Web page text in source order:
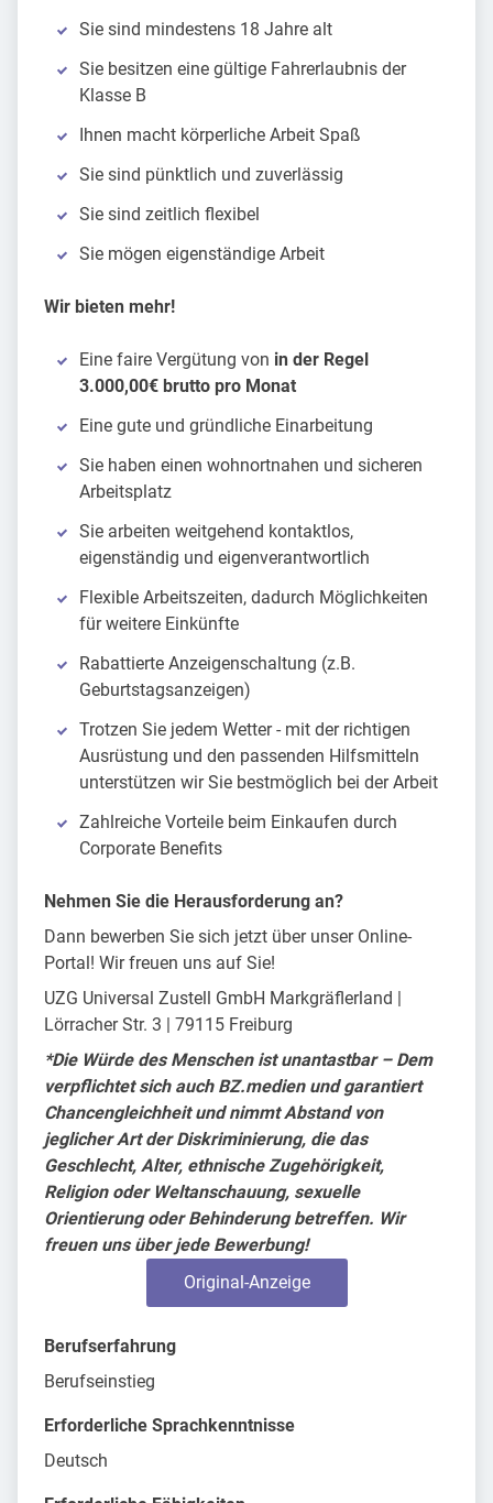
Sie sind mindestens 18 Jahre alt
Sie besitzen eine gültige Fahrerlaubnis der
Klasse B
Ihnen macht körperliche Arbeit Spaß
Sie sind pünktlich und zuverlässig
Sie sind zeitlich flexibel
Sie mögen eigenständige Arbeit
Wir bieten mehr!
Eine faire Vergütung von in der Regel
3.000,00€ brutto pro Monat
Eine gute und gründliche Einarbeitung
Sie haben einen wohnortnahen und sicheren
Arbeitsplatz
Sie arbeiten weitgehend kontaktlos,
eigenständig und eigenverantwortlich
Flexible Arbeitszeiten, dadurch Möglichkeiten
für weitere Einkünfte
Rabattierte Anzeigenschaltung (z.B.
Geburtstagsanzeigen)
Trotzen Sie jedem Wetter - mit der richtigen
Ausrüstung und den passenden Hilfsmitteln
unterstützen wir Sie bestmöglich bei der Arbeit
Zahlreiche Vorteile beim Einkaufen durch
Corporate Benefits
Nehmen Sie die Herausforderung an?
Dann bewerben Sie sich jetzt über unser Online-
Portal! Wir freuen uns auf Sie!
UZG Universal Zustell GmbH Markgräflerland |
Lörracher Str. 3 | 79115 Freiburg
*Die Würde des Menschen ist unantastbar – Dem
verpflichtet sich auch BZ.medien und garantiert
Chancengleichheit und nimmt Abstand von
jeglicher Art der Diskriminierung, die das
Geschlecht, Alter, ethnische Zugehörigkeit,
Religion oder Weltanschauung, sexuelle
Orientierung oder Behinderung betreffen. Wir
freuen uns über jede Bewerbung!
Original-Anzeige
Berufserfahrung
Berufseinstieg
Erforderliche Sprachkenntnisse
Deutsch